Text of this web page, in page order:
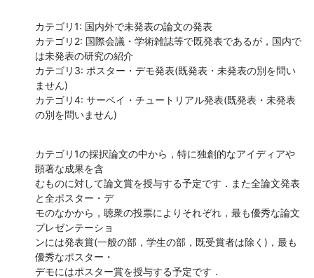
カテゴリ1: 国内外で未発表の論文の発表
カテゴリ2: 国際会議・学術雑誌等で既発表であるが，国内で
は未発表の研究の紹介
カテゴリ3: ポスター・デモ発表(既発表・未発表の別を問い
ません)
カテゴリ4: サーベイ・チュートリアル発表(既発表・未発表
の別を問いません)
カテゴリ1の採択論文の中から，特に独創的なアイディアや
顕著な成果を含
むものに対して論文賞を授与する予定です．また全論文発表
と全ポスター・デ
モのなかから，聴衆の投票によりそれぞれ，最も優秀な論文
プレゼンテーショ
ンには発表賞(一般の部，学生の部，既受賞者は除く)，最も
優秀なポスター・
デモにはポスター賞を授与する予定です．